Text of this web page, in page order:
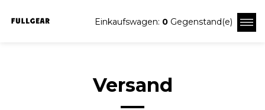
Einkaufswagen: 0 Gegenstand(e)
Versand